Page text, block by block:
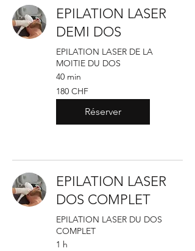
EPILATION LASER
DEMI DOS
EPILATION LASER DE LA
MOITIE DU DOS
40 min
180
francs
suisses
180 CHF
Réserver
EPILATION LASER
DOS COMPLET
EPILATION LASER DU DOS
COMPLET
1 h